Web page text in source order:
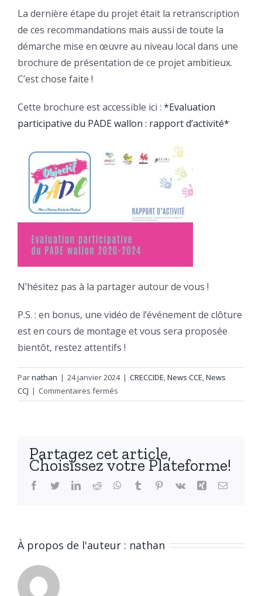
La dernière étape du projet était la retranscription
de ces recommandations mais aussi de toute la
démarche mise en œuvre au niveau local dans une
brochure de présentation de ce projet ambitieux.
C’est chose faite !
Cette brochure est accessible ici : *Evaluation
participative du PADE wallon : rapport d’activité*
N’hésitez pas à la partager autour de vous !
P.S. : en bonus, une vidéo de l’événement de clôture
est en cours de montage et vous sera proposée
bientôt, restez attentifs !
Parnathan | 24 janvier 2024 | CRECCIDE,News CCE,News
CCJ | Commentaires fermés
Objectif
de
fin
du
Partagez cet article,
Choisissez votre Plateforme!
Facebook
TwitterLinkedIn
Reddit WhatsApp
Tumblr Pinterest
Vk Xing Email
À propos de l'auteur : nathan